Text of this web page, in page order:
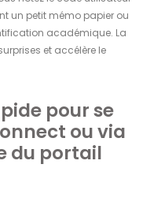
un petit mémo papier ou
académique. La
et accélère le
pour se
ou via
du portail